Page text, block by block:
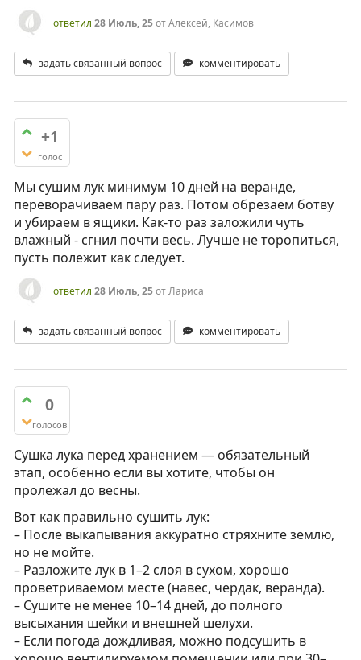
ответил 28 Июль, 25отАлексей, Касимов
задать связанный вопрос комментировать
+1
голос
Мы сушим лук минимум 10 дней на веранде,
переворачиваем пару раз. Потом обрезаем ботву
и убираем в ящики. Как-то раз заложили чуть
влажный - сгнил почти весь. Лучше не торопиться,
пусть полежит как следует.
ответил 28 Июль, 25отЛариса
задать связанный вопрос комментировать
0
голосов
Сушка лука перед хранением — обязательный
этап, особенно если вы хотите, чтобы он
пролежал до весны.
Вот как правильно сушить лук:
– После выкапывания аккуратно стряхните землю,
но не мойте.
– Разложите лук в 1–2 слоя в сухом, хорошо
проветриваемом месте (навес, чердак, веранда).
– Сушите не менее 10–14 дней, до полного
высыхания шейки и внешней шелухи.
– Если погода дождливая, можно подсушить в